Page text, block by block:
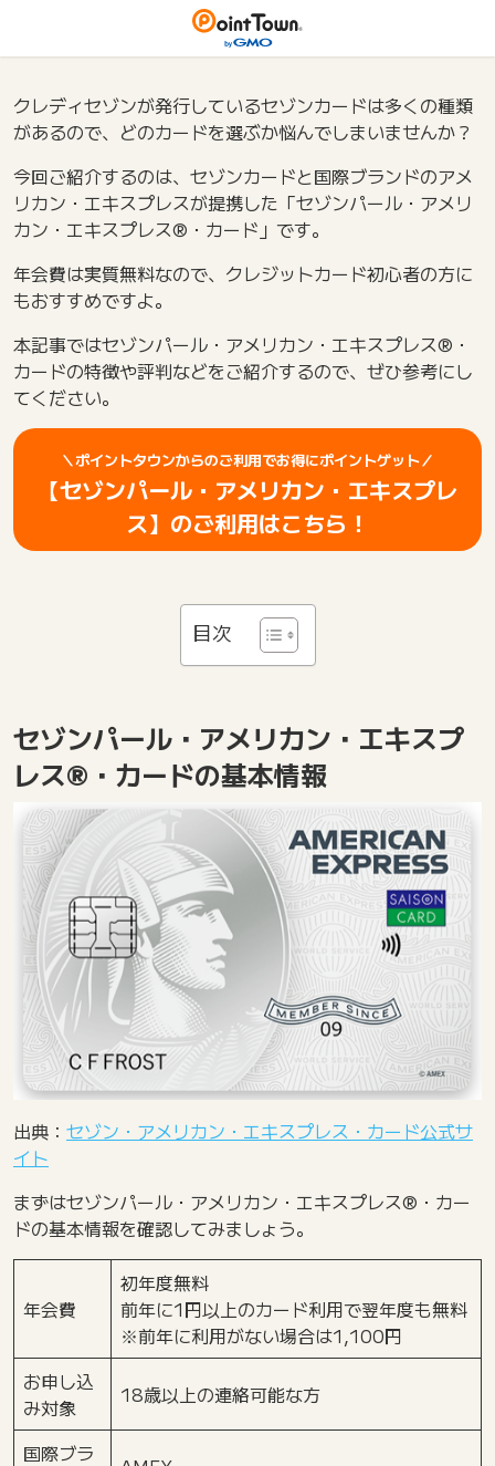
クレディセゾンが発行しているセゾンカードは多くの種類
があるので、どのカードを選ぶか悩んでしまいませんか？
今回ご紹介するのは、セゾンカードと国際ブランドのアメ
リカン・エキスプレスが提携した「セゾンパール・アメリ
カン・エキスプレス®・カード」です。
年会費は実質無料なので、クレジットカード初心者の方に
もおすすめですよ。
本記事ではセゾンパール・アメリカン・エキスプレス®・
カードの特徴や評判などをご紹介するので、ぜひ参考にし
てください。
＼ポイントタウンからのご利用でお得にポイントゲット／
【セゾンパール・アメリカン・エキスプレ
ス】のご利用はこちら！
目次
セゾンパール・アメリカン・エキスプ
レス®・カードの基本情報
出典： セゾン・アメリカン・エキスプレス・カード公式サ
イト
まずはセゾンパール・アメリカン・エキスプレス®・カー
ドの基本情報を確認してみましょう。
年会費
初年度無料
前年に1円以上のカード利用で翌年度も無料
※前年に利用がない場合は1,100円
お申し込
み対象
18歳以上の連絡可能な方
国際ブラ